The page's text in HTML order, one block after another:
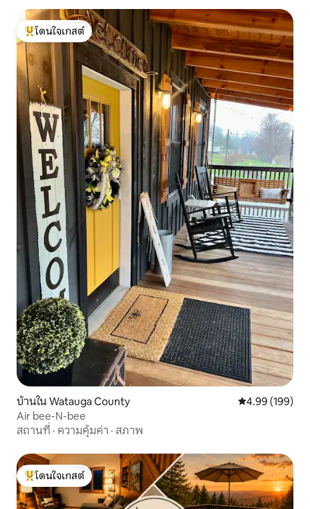
โดนใจเกสต์ที่สุด
โดนใจเกสต์
บ้านใน Watauga County คะแนนเฉลี่ย
4.99 (199)
Air bee-N-bee
สถานที่ · ความคุ้มค่า · สภาพ
โดนใจเกสต์ที่สุด
โดนใจเกสต์